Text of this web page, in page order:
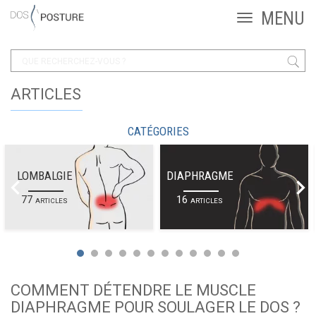
ARTICLES
CATÉGORIES
LOMBALGIE
77ARTICLES
DIAPHRAGME
16ARTICLES
COMMENT DÉTENDRE LE MUSCLE
DIAPHRAGME POUR SOULAGER LE DOS ?